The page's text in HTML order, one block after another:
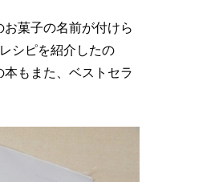
菓子の名前が付けら
シピを紹介したの
もまた、ベストセラ